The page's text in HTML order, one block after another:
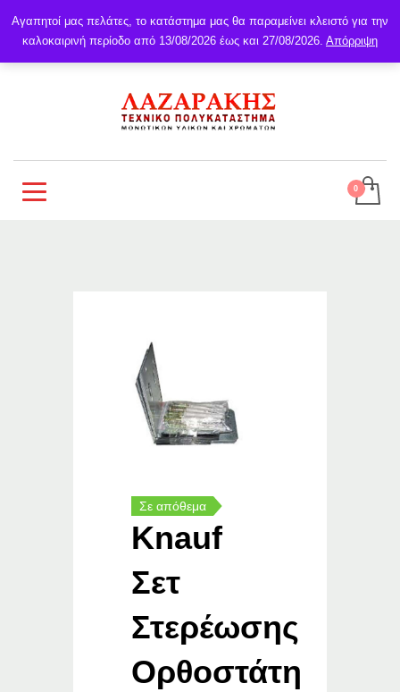
Σε απόθεμα
Knauf
Σετ
Στερέωσης
Ορθοστάτη
Αγαπητοί μας πελάτες, το κατάστημα μας θα παραμείνει κλειστό για την
καλοκαιρινή περίοδο από 13/08/2026 έως και 27/08/2026. Απόρριψη